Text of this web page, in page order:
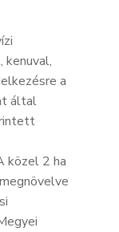
a
által
közel 2 ha